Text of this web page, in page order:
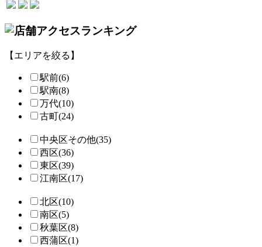
【エリアを絞る】
駅前(6)
駅南(8)
万代(10)
古町(24)
中央区その他(35)
西区(36)
東区(39)
江南区(17)
北区(10)
南区(5)
秋葉区(8)
西蒲区(1)